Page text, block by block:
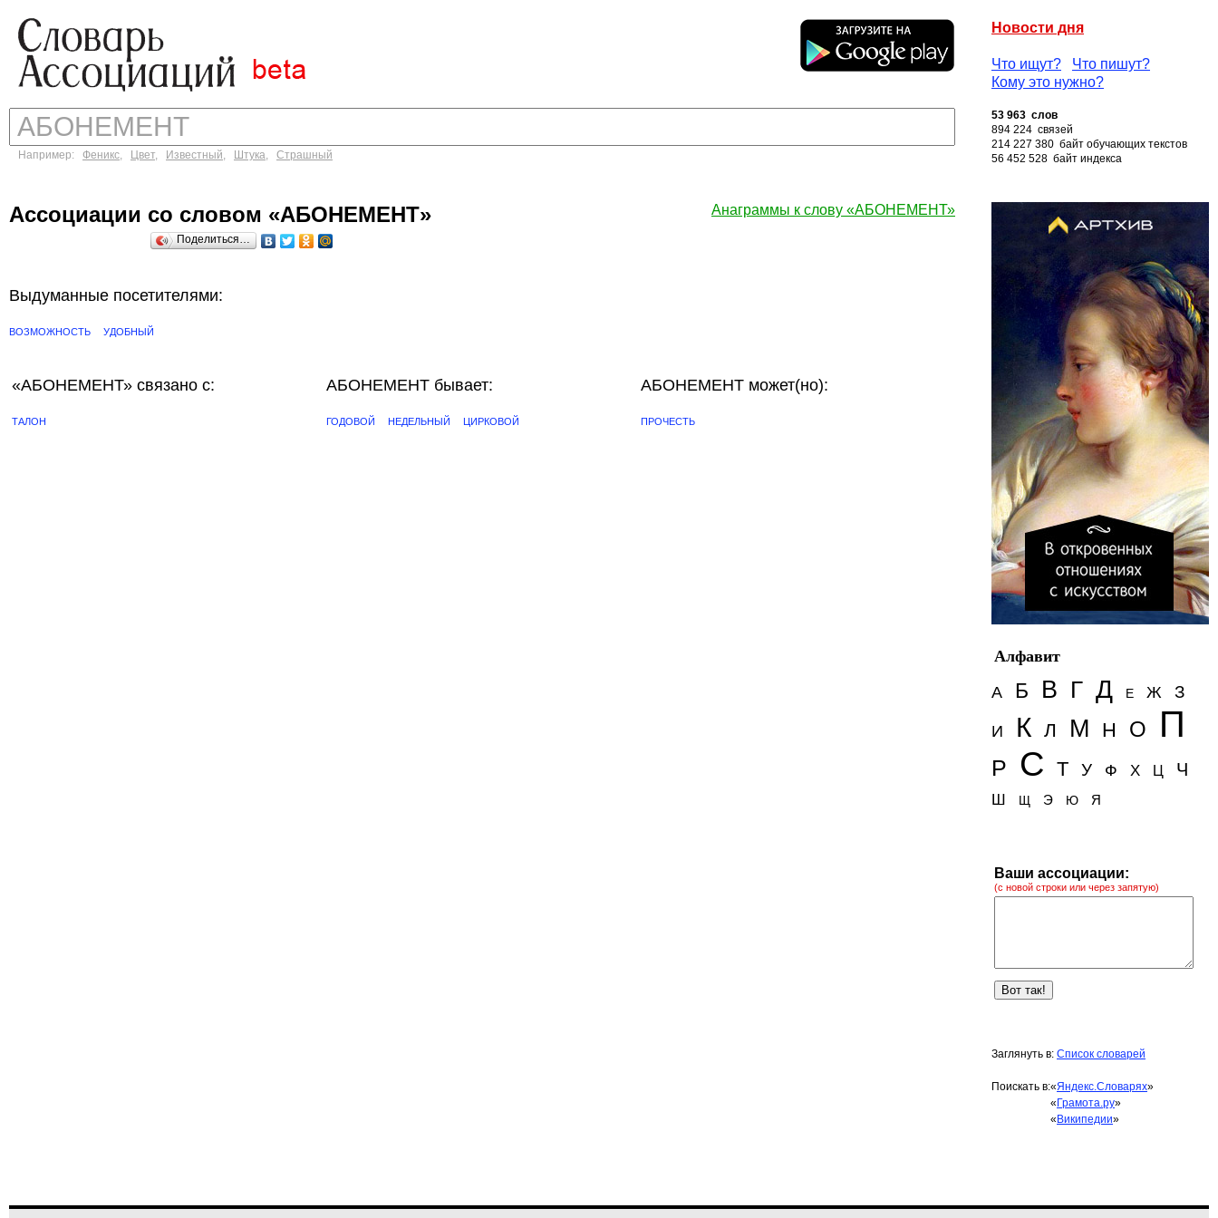
Новости дня
Что ищут?
Что пишут?
Кому это нужно?
Например: Феникс, Цвет, Известный, Штука, Страшный
53 963 слов
894 224 связей
214 227 380 байт обучающих текстов
56 452 528 байт индекса
Анаграммы к слову «АБОНЕМЕНТ»
Ассоциации со словом «АБОНЕМЕНТ»
Поделиться…
Выдуманные посетителями:
ВОЗМОЖНОСТЬ УДОБНЫЙ
«АБОНЕМЕНТ» связано с:
ТАЛОН
АБОНЕМЕНТ бывает:
ГОДОВОЙ НЕДЕЛЬНЫЙ ЦИРКОВОЙ
АБОНЕМЕНТ может(но):
ПРОЧЕСТЬ
Алфавит
А
Б В Г Д Е Ж З
И К Л М Н О П
Р С Т У Ф Х Ц Ч
Ш Щ Э Ю Я
Ваши ассоциации:
(с новой строки или через запятую)
Заглянуть в: Список словарей
Поискать в:«Яндекс.Словарях»
« Грамота.ру»
« Википедии»